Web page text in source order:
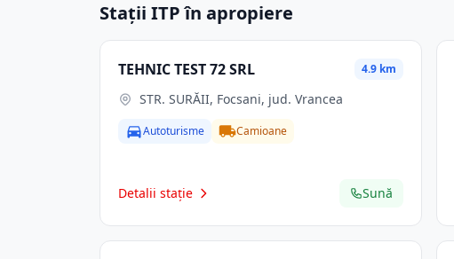
Stații ITP în apropiere
TEHNIC TEST 72 SRL 4.9 km
STR. SURĂII, Focsani, jud. Vrancea
Autoturisme Camioane
Detalii stație Sună